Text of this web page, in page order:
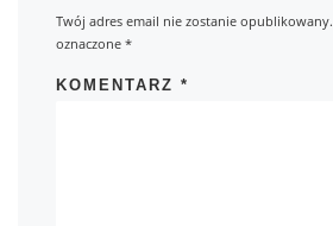
Twój adres email nie zostanie opublikowany.
oznaczone*
KOMENTARZ*